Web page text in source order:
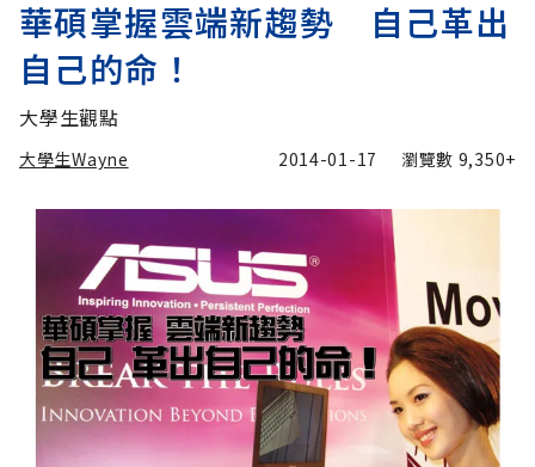
華碩掌握雲端新趨勢 自己革出
自己的命！
大學生觀點
大學生Wayne 2014-01-17 瀏覽數 9,350+